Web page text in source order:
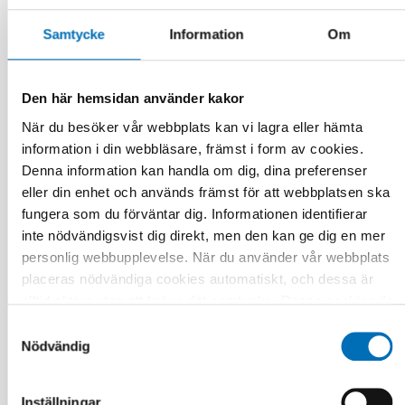
Samtycke Information Om
Den här hemsidan använder kakor
När du besöker vår webbplats kan vi lagra eller hämta
information i din webbläsare, främst i form av cookies.
Denna information kan handla om dig, dina preferenser
eller din enhet och används främst för att webbplatsen ska
fungera som du förväntar dig. Informationen identifierar
inte nödvändigsvist dig direkt, men den kan ge dig en mer
personlig webbupplevelse. När du använder vår webbplats
placeras nödvändiga cookies automatiskt, och dessa är
dess funktioner. Vi respekterar din integritet, och du kan
marknadsföring och oklassificerade) du vill acceptera.
Nödvändig
ÄLDRE
Age-friendly development requires a whole-of-
society approach